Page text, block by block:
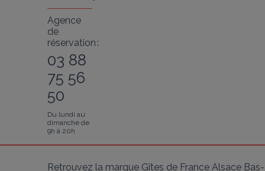
Agence
de
réservation :
03 88
75 56
50
Du lundi au
dimanche de
9h à 20h
Retrouvez la marque Gîtes de France Alsace